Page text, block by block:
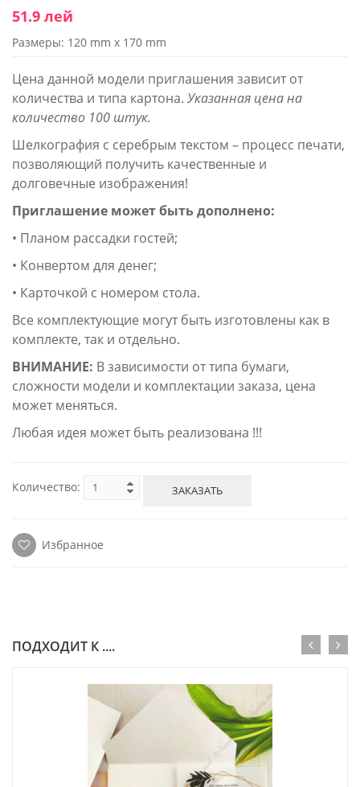
51.9 лей
Размеры: 120 mm x 170 mm
Цена данной модели приглашения зависит от
количества и типа картона. Указанная цена на
количество 100 штук.
Шелкография с серебрым текстом – процесс печати,
позволяющий получить качественные и
долговечные изображения!
Приглашение может быть дополнено:
• Планом рассадки гостей;
• Конвертом для денег;
• Карточкой с номером стола.
Все комплектующие могут быть изготовлены как в
комплекте, так и отдельно.
ВНИМАНИЕ: В зависимости от типа бумаги,
сложности модели и комплектации заказа, цена
может меняться.
Любая идея может быть реализована !!!
Количество: ЗАКАЗАТЬ
Избранное
ПОДХОДИТ К ....